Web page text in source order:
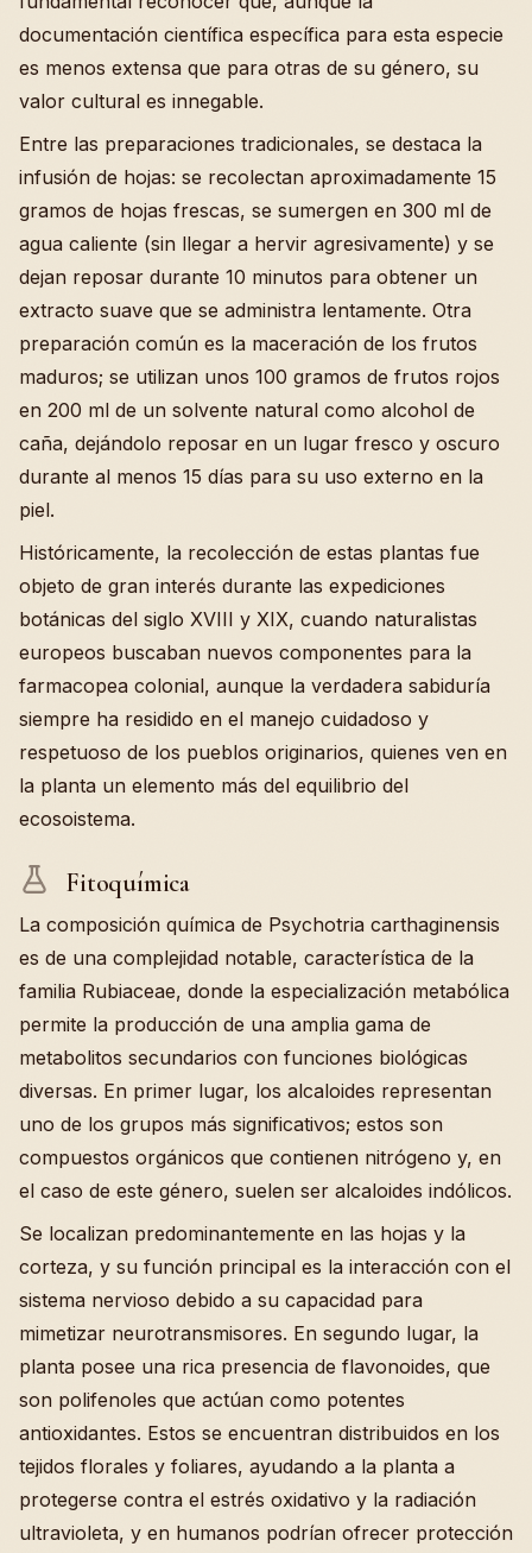
documentación científica específica para esta especie
es menos extensa que para otras de su género, su
valor cultural es innegable.
Entre las preparaciones tradicionales, se destaca la
infusión de hojas: se recolectan aproximadamente 15
gramos de hojas frescas, se sumergen en 300 ml de
agua caliente (sin llegar a hervir agresivamente) y se
dejan reposar durante 10 minutos para obtener un
extracto suave que se administra lentamente. Otra
preparación común es la maceración de los frutos
maduros; se utilizan unos 100 gramos de frutos rojos
en 200 ml de un solvente natural como alcohol de
caña, dejándolo reposar en un lugar fresco y oscuro
durante al menos 15 días para su uso externo en la
piel.
Históricamente, la recolección de estas plantas fue
objeto de gran interés durante las expediciones
botánicas del siglo XVIII y XIX, cuando naturalistas
europeos buscaban nuevos componentes para la
farmacopea colonial, aunque la verdadera sabiduría
siempre ha residido en el manejo cuidadoso y
respetuoso de los pueblos originarios, quienes ven en
la planta un elemento más del equilibrio del
ecosoistema.
Fitoquímica
La composición química de Psychotria carthaginensis
es de una complejidad notable, característica de la
familia Rubiaceae, donde la especialización metabólica
permite la producción de una amplia gama de
metabolitos secundarios con funciones biológicas
diversas. En primer lugar, los alcaloides representan
uno de los grupos más significativos; estos son
compuestos orgánicos que contienen nitrógeno y, en
el caso de este género, suelen ser alcaloides indólicos.
Se localizan predominantemente en las hojas y la
corteza, y su función principal es la interacción con el
sistema nervioso debido a su capacidad para
mimetizar neurotransmisores. En segundo lugar, la
planta posee una rica presencia de flavonoides, que
son polifenoles que actúan como potentes
antioxidantes. Estos se encuentran distribuidos en los
tejidos florales y foliares, ayudando a la planta a
protegerse contra el estrés oxidativo y la radiación
ultravioleta, y en humanos podrían ofrecer protección